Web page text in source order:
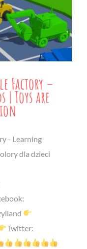
Factory –
Toys are
- Learning
dla dzieci
Twitter: